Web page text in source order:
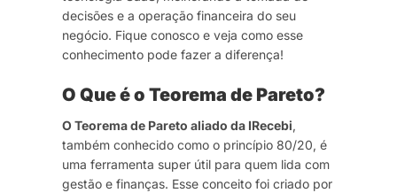
decisões e a operação financeira do seu
negócio. Fique conosco e veja como esse
conhecimento pode fazer a diferença!
O Que é o Teorema de Pareto?
O Teorema de Pareto aliado da IRecebi,
também conhecido como o princípio 80/20, é
uma ferramenta super útil para quem lida com
gestão e finanças. Esse conceito foi criado por